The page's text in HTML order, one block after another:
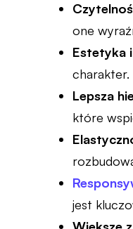
one
Estetyka
charakter.
Lepsza
które
jest